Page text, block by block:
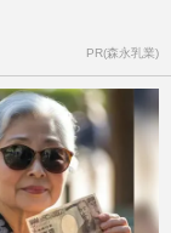
PR(森永乳業)